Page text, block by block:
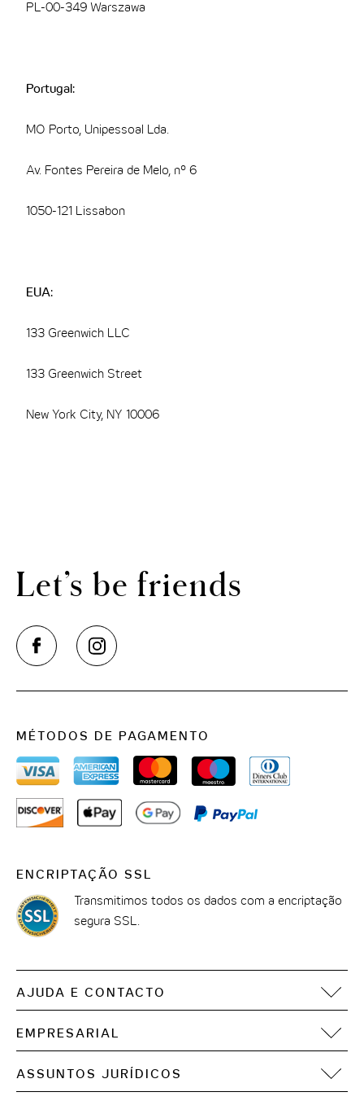
PL-00-349 Warszawa
Portugal:
MO Porto, Unipessoal Lda.
Av. Fontes Pereira de Melo, nº 6
1050-121 Lissabon
EUA:
133 Greenwich LLC
133 Greenwich Street
New York City, NY 10006
Let’s be friends
MÉTODOS DE PAGAMENTO
ENCRIPTAÇÃO SSL
Transmitimos todos os dados com a encriptação
segura SSL.
AJUDA E CONTACTO
Mapa do site
Acessibilidade digital
EMPRESARIAL
ASSUNTOS JURÍDICOS